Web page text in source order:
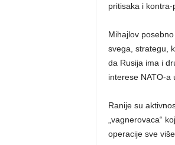
pritisaka i kontra-
Mihajlov
svega, strategu,
da Rusija ima i
interese NATO-a
Ranije su
„vagnerovaca“
operacije sve